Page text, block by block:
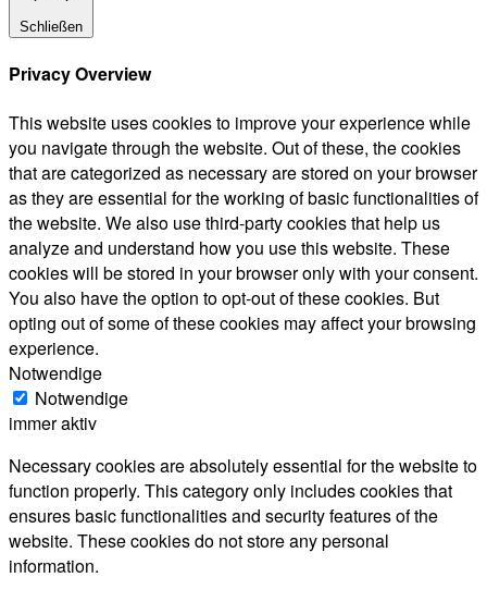
Schließen
Privacy Overview
This website uses cookies to improve your experience while
you navigate through the website. Out of these, the cookies
that are categorized as necessary are stored on your browser
as they are essential for the working of basic functionalities of
the website. We also use third-party cookies that help us
analyze and understand how you use this website. These
cookies will be stored in your browser only with your consent.
You also have the option to opt-out of these cookies. But
opting out of some of these cookies may affect your browsing
experience.
Notwendige
Notwendige
immer aktiv
Necessary cookies are absolutely essential for the website to
function properly. This category only includes cookies that
ensures basic functionalities and security features of the
website. These cookies do not store any personal
information.